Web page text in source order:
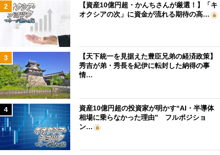
2
【資産10億円超・かんちさんが厳選！】「キ
オクシアの次」に資金が流れる期待の高…
3
【天下統一を見据えた豊臣兄弟の経済政策】
秀吉が弟・秀長を紀伊に転封した納得の事
情…
4
資産10億円超の投資家が明かす“AI・半導体
相場に乗らなかった理由” フルポジショ
ン…